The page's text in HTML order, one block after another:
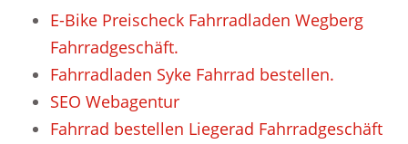
E-Bike Preischeck Fahrradladen Wegberg
Fahrradgeschäft.
Fahrradladen Syke Fahrrad bestellen.
SEO Webagentur
Fahrrad bestellen Liegerad Fahrradgeschäft